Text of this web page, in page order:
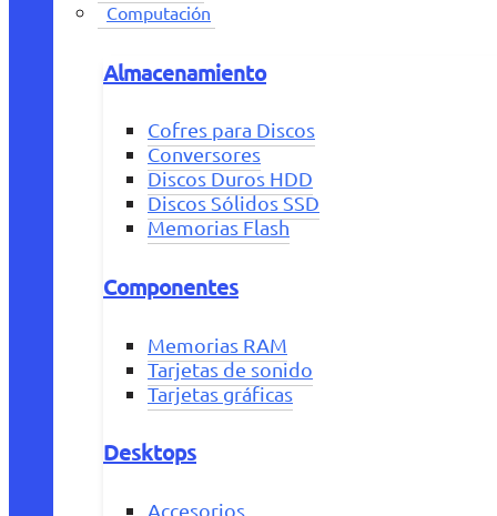
Computación
Almacenamiento
Cofres para Discos
Conversores
Discos Duros HDD
Discos Sólidos SSD
Memorias Flash
Componentes
Memorias RAM
Tarjetas de sonido
Tarjetas gráficas
Desktops
Accesorios